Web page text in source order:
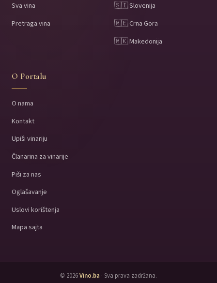
Sva vina
Pretraga vina
🇸🇮 Slovenija
🇲🇪 Crna Gora
🇲🇰 Makedonija
O Portalu
O nama
Kontakt
Upiši vinariju
Članarina za vinarije
Piši za nas
Oglašavanje
Uslovi korištenja
Mapa sajta
© 2026Vino.ba · Sva prava zadržana.